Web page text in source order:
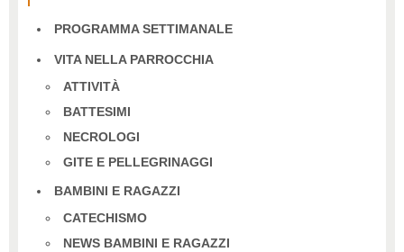
PROGRAMMA SETTIMANALE
VITA NELLA PARROCCHIA
ATTIVITÀ
BATTESIMI
NECROLOGI
GITE E PELLEGRINAGGI
BAMBINI E RAGAZZI
CATECHISMO
NEWS BAMBINI E RAGAZZI